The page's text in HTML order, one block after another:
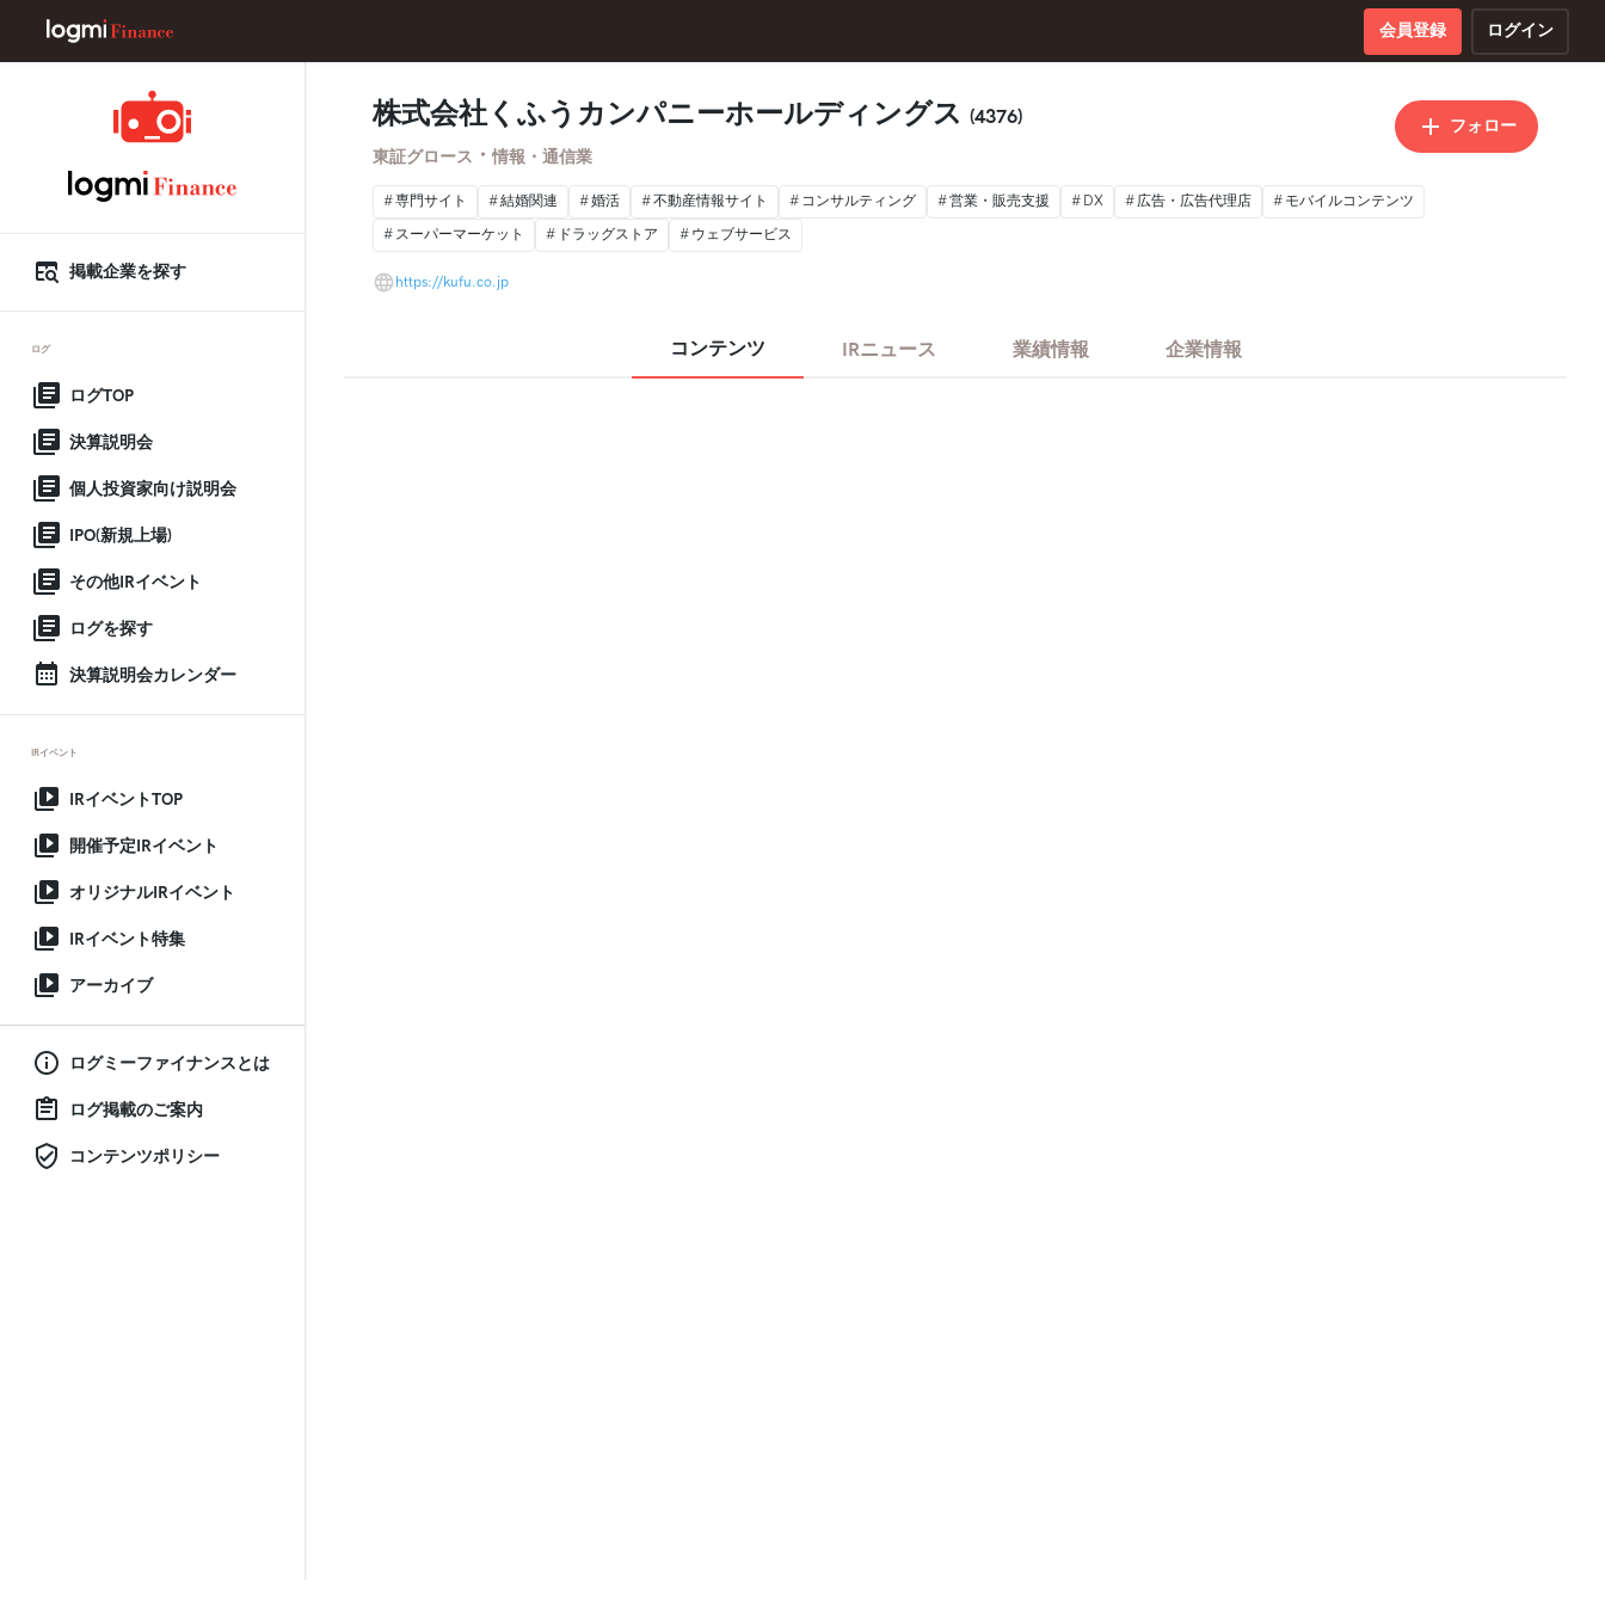
会員登録 ログイン
掲載企業を探す
ログ
ログTOP
決算説明会
個人投資家向け説明会
IPO(新規上場)
その他IRイベント
ログを探す
決算説明会カレンダー
IRイベント
IRイベントTOP
開催予定IRイベント
オリジナルIRイベント
IRイベント特集
アーカイブ
ログミーファイナンスとは
ログ掲載のご案内
コンテンツポリシー
株式会社くふうカンパニーホールディングス (4376)
東証グロース ・ 情報・通信業
フォロー
専門サイト 結婚関連 婚活 不動産情報サイト コンサルティング 営業・販売支援 DX 広告・広告代理店
モバイルコンテンツ
スーパーマーケット
ドラッグストア ウェブサービス
https://kufu.co.jp
コンテンツ IRニュース 業績情報 企業情報